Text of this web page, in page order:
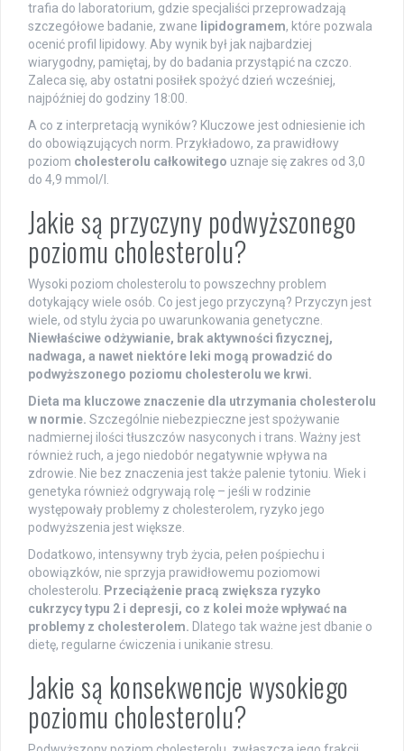
trafia do laboratorium, gdzie specjaliści przeprowadzają
szczegółowe badanie, zwane lipidogramem, które pozwala
ocenić profil lipidowy. Aby wynik był jak najbardziej
wiarygodny, pamiętaj, by do badania przystąpić na czczo.
Zaleca się, aby ostatni posiłek spożyć dzień wcześniej,
najpóźniej do godziny 18:00.
A co z interpretacją wyników? Kluczowe jest odniesienie ich
do obowiązujących norm. Przykładowo, za prawidłowy
poziom cholesterolu całkowitego uznaje się zakres od 3,0
do 4,9 mmol/l.
Jakie są przyczyny podwyższonego
poziomu cholesterolu?
Wysoki poziom cholesterolu to powszechny problem
dotykający wiele osób. Co jest jego przyczyną? Przyczyn jest
wiele, od stylu życia po uwarunkowania genetyczne.
Niewłaściwe odżywianie, brak aktywności fizycznej,
nadwaga, a nawet niektóre leki mogą prowadzić do
podwyższonego poziomu cholesterolu we krwi.
Dieta ma kluczowe znaczenie dla utrzymania cholesterolu
w normie. Szczególnie niebezpieczne jest spożywanie
nadmiernej ilości tłuszczów nasyconych i trans. Ważny jest
również ruch, a jego niedobór negatywnie wpływa na
zdrowie. Nie bez znaczenia jest także palenie tytoniu. Wiek i
genetyka również odgrywają rolę – jeśli w rodzinie
występowały problemy z cholesterolem, ryzyko jego
podwyższenia jest większe.
Dodatkowo, intensywny tryb życia, pełen pośpiechu i
obowiązków, nie sprzyja prawidłowemu poziomowi
cholesterolu. Przeciążenie pracą zwiększa ryzyko
cukrzycy typu 2 i depresji, co z kolei może wpływać na
problemy z cholesterolem. Dlatego tak ważne jest dbanie o
dietę, regularne ćwiczenia i unikanie stresu.
Jakie są konsekwencje wysokiego
poziomu cholesterolu?